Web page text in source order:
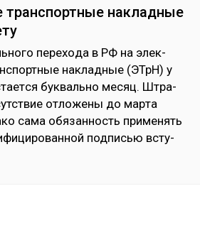
накладные
пе­рехо­да в РФ на элек­
нак­лад­ные (ЭТрН) у
бук­валь­но ме­сяц. Штра­
от­ло­жены до мар­та
са­ма обя­зан­ность при­менять
под­писью всту­